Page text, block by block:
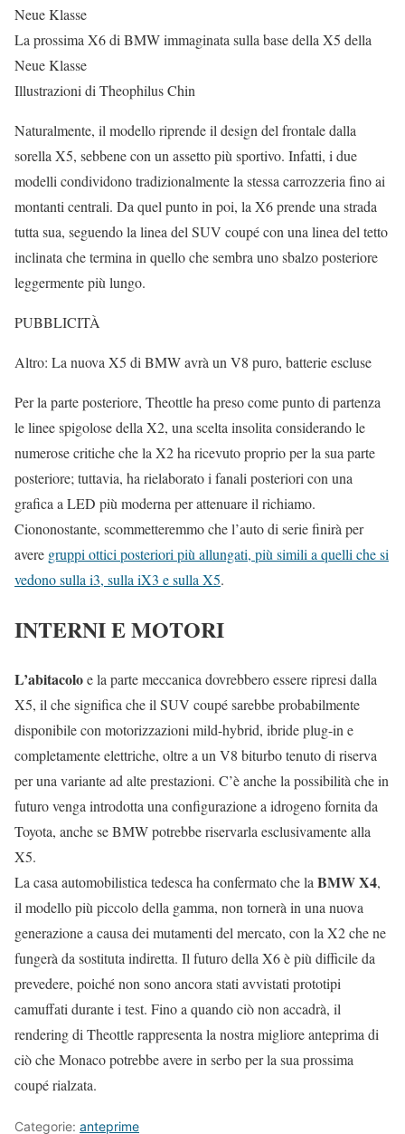
Neue Klasse
La prossima X6 di BMW immaginata sulla base della X5 della
Neue Klasse
Illustrazioni di Theophilus Chin
Naturalmente, il modello riprende il design del frontale dalla
sorella X5, sebbene con un assetto più sportivo. Infatti, i due
modelli condividono tradizionalmente la stessa carrozzeria fino ai
montanti centrali. Da quel punto in poi, la X6 prende una strada
tutta sua, seguendo la linea del SUV coupé con una linea del tetto
inclinata che termina in quello che sembra uno sbalzo posteriore
leggermente più lungo.
PUBBLICITÀ
Altro: La nuova X5 di BMW avrà un V8 puro, batterie escluse
Per la parte posteriore, Theottle ha preso come punto di partenza
le linee spigolose della X2, una scelta insolita considerando le
numerose critiche che la X2 ha ricevuto proprio per la sua parte
posteriore; tuttavia, ha rielaborato i fanali posteriori con una
grafica a LED più moderna per attenuare il richiamo.
Ciononostante, scommetteremmo che l’auto di serie finirà per
avere gruppi ottici posteriori più allungati, più simili a quelli che si
vedono sulla i3, sulla iX3 e sulla X5.
INTERNI E MOTORI
L’abitacoloe la parte meccanica dovrebbero essere ripresi dalla
X5, il che significa che il SUV coupé sarebbe probabilmente
disponibile con motorizzazioni mild-hybrid, ibride plug-in e
completamente elettriche, oltre a un V8 biturbo tenuto di riserva
per una variante ad alte prestazioni. C’è anche la possibilità che in
futuro venga introdotta una configurazione a idrogeno fornita da
Toyota, anche se BMW potrebbe riservarla esclusivamente alla
X5.
La casa automobilistica tedesca ha confermato che la BMW X4,
il modello più piccolo della gamma, non tornerà in una nuova
generazione a causa dei mutamenti del mercato, con la X2 che ne
fungerà da sostituta indiretta. Il futuro della X6 è più difficile da
prevedere, poiché non sono ancora stati avvistati prototipi
camuffati durante i test. Fino a quando ciò non accadrà, il
rendering di Theottle rappresenta la nostra migliore anteprima di
ciò che Monaco potrebbe avere in serbo per la sua prossima
coupé rialzata.
Categorie: anteprime